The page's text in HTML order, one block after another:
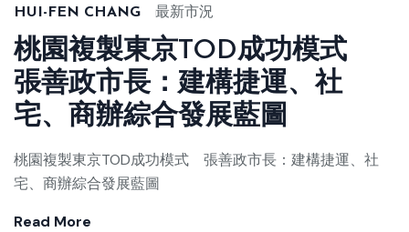
HUI-FEN CHANG 最新市況
桃園複製東京TOD成功模式
張善政市長：建構捷運、社
宅、商辦綜合發展藍圖
桃園複製東京TOD成功模式 張善政市長：建構捷運、社
宅、商辦綜合發展藍圖
Read More